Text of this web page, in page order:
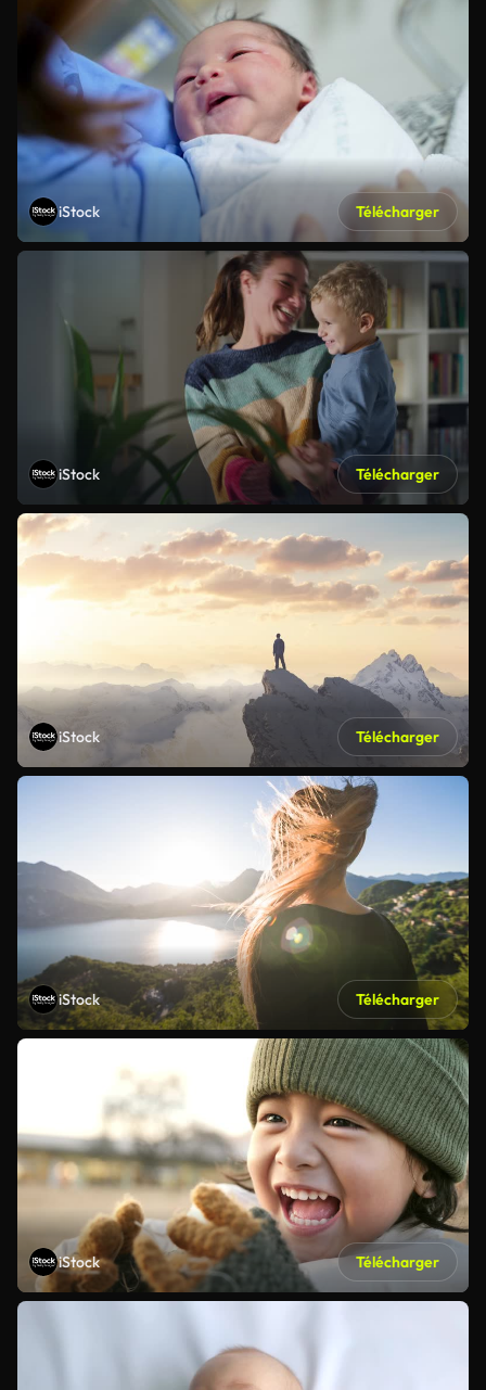
iStock Télécharger
iStock Télécharger
iStock Télécharger
iStock Télécharger
iStock Télécharger